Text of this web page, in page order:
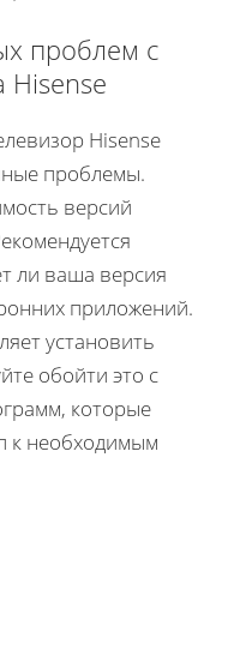
проблем с
Hisense
Hisense
проблемы.
версий
ли ваша версия
приложений.
установить
обойти это с
которые
к необходимым